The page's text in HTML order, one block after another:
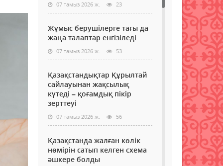
07 тамыз 2026 ж. 23
Жұмыс берушілерге тағы да
жаңа талаптар енгізіледі
07 тамыз 2026 ж. 53
Қазақстандықтар Құрылтай
сайлауынан жақсылық
күтеді – қоғамдық пікір
зерттеуі
07 тамыз 2026 ж. 56
Қазақстанда жалған көлік
нөмірін сатып келген схема
әшкере болды